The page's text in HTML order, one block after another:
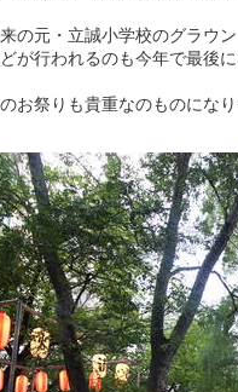
の元・立誠小学校のグラウ
が行われるのも今年で最後に
お祭りも貴重なのものにな